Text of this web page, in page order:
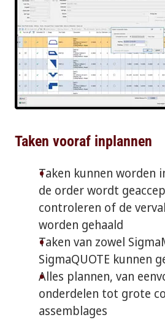
Taken vooraf inplannen
Taken kunnen worden
de order wordt
controleren of de
worden gehaald
Taken van zowel
SigmaQUOTE kunnen
Alles plannen, van
onderdelen tot grote
assemblages